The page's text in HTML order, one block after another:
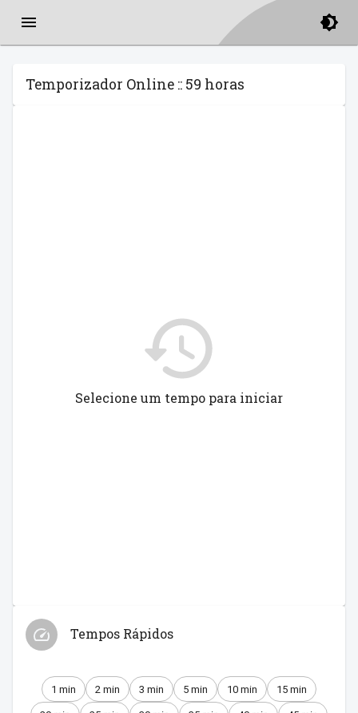
Temporizador Online :: 59 horas
Selecione um tempo para iniciar
Tempos Rápidos
1 min 2 min 3 min 5 min 10 min 15 min